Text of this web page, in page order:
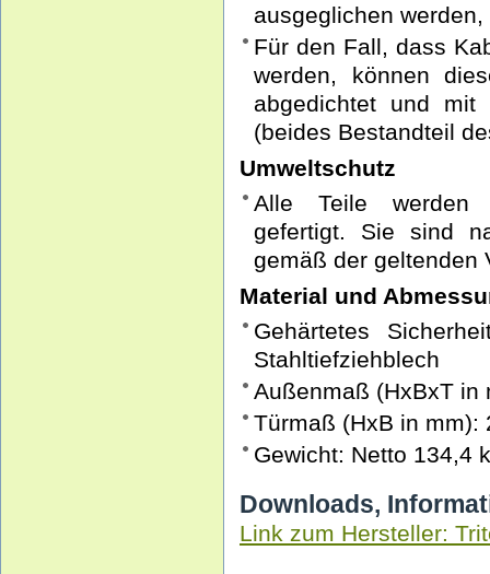
ausgeglichen
Für den Fall, dass
werden, können
abgedichtet und mit
(beides Bestandteil
Umweltschutz
Alle Teile werden
gefertigt. Sie sind
gemäß der geltenden
Material und
Gehärtetes
Stahltiefziehblech
Außenmaß (HxBxT in
Türmaß (HxB in mm):
Gewicht: Netto 134,4
Downloads,
Link zum Hersteller: